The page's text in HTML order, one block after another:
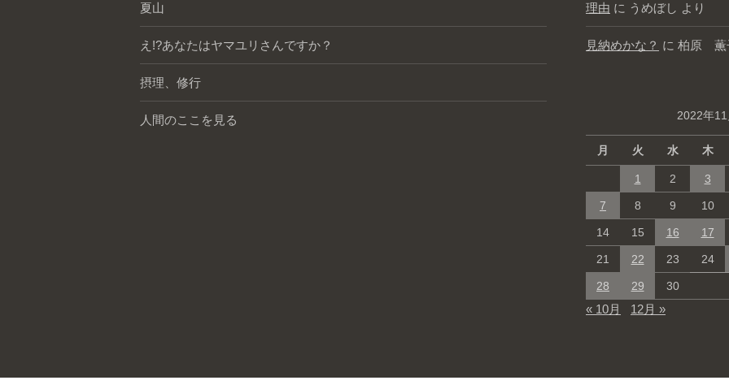
夏山
え!?あなたはヤマユリさんですか？
摂理、修行
人間のここを見る
理由 に うめぼし より
見納めかな？ に 柏原 薫
2022年
月 火 水 木
1 2 3
7 8 9 10
14 15 16 17
21 22 23 24
28 29 30
« 10月 12月 »